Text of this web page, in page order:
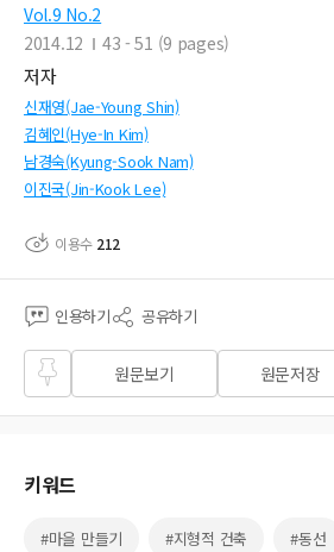
Vol.9 No.2
2014.12
43 - 51 (9 pages)
저자
신재영(Jae-Young Shin)
김혜인(Hye-In Kim)
남경숙(Kyung-Sook Nam)
이진국(Jin-Kook Lee)
이용수 212
인용하기 공유하기
즐겨
찾기
원문보기 원문저장
키워드
#마을 만들기 #지형적 건축 #동선